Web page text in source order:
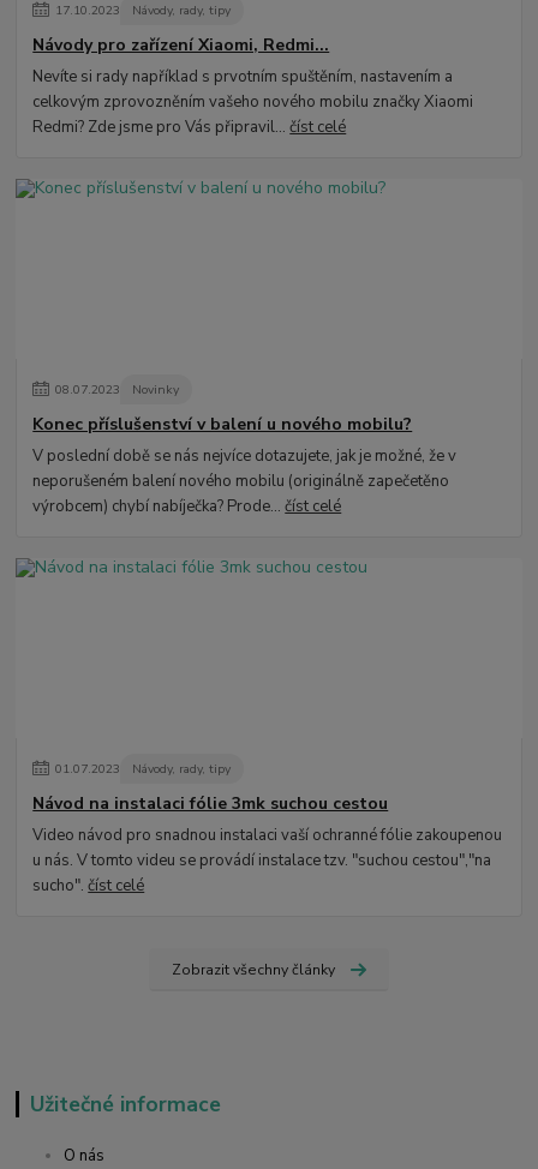
17.10.2023 Návody, rady, tipy
Návody pro zařízení Xiaomi, Redmi...
Nevíte si rady například s prvotním spuštěním, nastavením a
celkovým zprovozněním vašeho nového mobilu značky Xiaomi
Redmi? Zde jsme pro Vás připravil...číst celé
08.07.2023 Novinky
Konec příslušenství v balení u nového mobilu?
V poslední době se nás nejvíce dotazujete, jak je možné, že v
neporušeném balení nového mobilu (originálně zapečetěno
výrobcem) chybí nabíječka? Prode...číst celé
01.07.2023 Návody, rady, tipy
Návod na instalaci fólie 3mk suchou cestou
Video návod pro snadnou instalaci vaší ochranné fólie zakoupenou
u nás. V tomto videu se provádí instalace tzv. "suchou cestou","na
sucho".číst celé
Zobrazit všechny články
Užitečné informace
O nás